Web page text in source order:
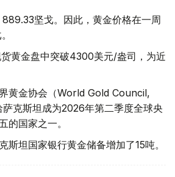
坚戈。因此，黄金价格在一周
黄金盘中突破4300美元/盎司，为近
界黄金协会（World Gold Council,
克斯坦成为2026年第二季度全球央
的国家之一。
斯坦国家银行黄金储备增加了15吨。